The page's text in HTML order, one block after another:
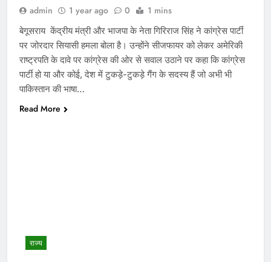
admin 1 year ago 0 1 mins
बेगूसराय केंद्रीय मंत्री और भाजपा के नेता गिरिराज सिंह ने कांग्रेस पार्टी
पर जोरदार सियासी हमला बोला है। उन्होंने सीजफायर को लेकर अमेरिकी
राष्ट्रपति के दावे पर कांग्रेस की ओर से सवाल उठाने पर कहा कि कांग्रेस
पार्टी हो या और कोई, देश में टुकड़े-टुकड़े गैंग के सदस्य हैं जो अभी भी
पाकिस्तान की भाषा…
Read More
राज्य